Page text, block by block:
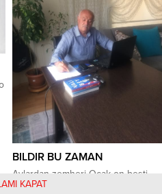
BILDIR BU ZAMAN
Aylardan zemheri Ocak on beşti
Canımdan can gitti bıldır bu zaman
KAPAT